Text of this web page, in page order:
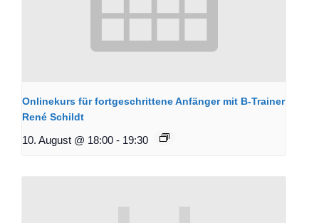
Onlinekurs für fortgeschrittene Anfänger mit B-Trainer
René Schildt
10. August @ 18:00 - 19:30